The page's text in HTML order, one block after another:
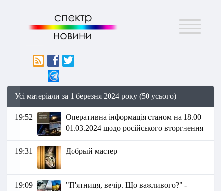
Меню
Усі матеріали за 1 березня 2024 року (50 усього)
19:52
Оперативна інформація станом на 18.00
01.03.2024 щодо російського вторгнення
19:31 Добрый мастер
19:09
"П'ятниця, вечір. Що важливого?" -